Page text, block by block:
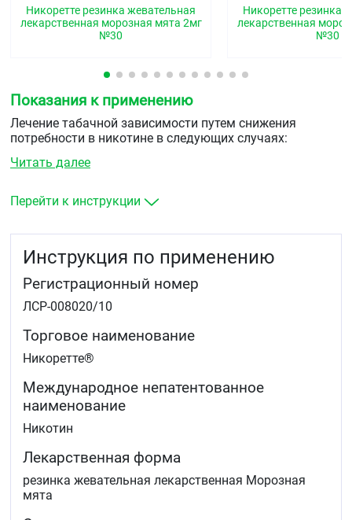
Никоретте резинка жевательная
лекарственная морозная мята 2мг
№30
Никоретте резинка
лекарственная
№30
Показания к применению
Лечение табачной зависимости путем снижения
потребности в никотине в следующих случаях:
уменьшение симптомов синдрома «отмены»,
пациентов, решивших бросить курить
при временном отказе от курения
отказаться от курения.
Читать далее
Перейти к инструкции
Инструкция по применению
Регистрационный номер
ЛСР-008020/10
Торговое наименование
Никоретте®
Международное непатентованное
наименование
Никотин
Лекарственная форма
резинка жевательная лекарственная Морозная
мята